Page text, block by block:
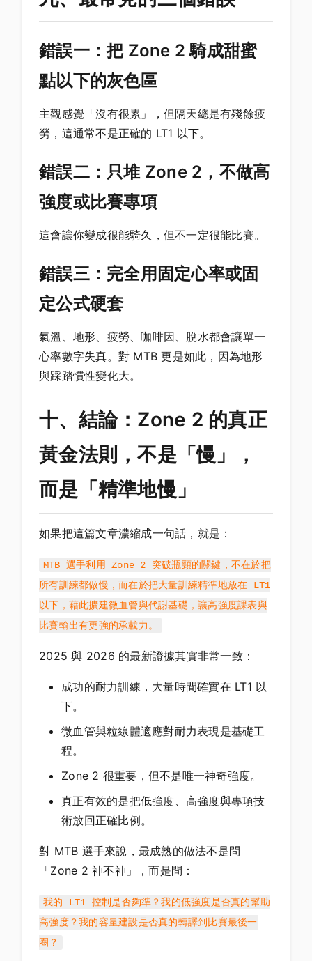
錯誤一：把 Zone 2 騎成甜蜜
點以下的灰色區
主觀感覺「沒有很累」，但隔天總是有殘餘疲
勞，這通常不是正確的 LT1 以下。
錯誤二：只堆 Zone 2，不做高
強度或比賽專項
這會讓你變成很能騎久，但不一定很能比賽。
錯誤三：完全用固定心率或固
定公式硬套
氣溫、地形、疲勞、咖啡因、脫水都會讓單一
心率數字失真。對 MTB 更是如此，因為地形
與踩踏慣性變化大。
十、結論：Zone 2 的真正
黃金法則，不是「慢」，
而是「精準地慢」
如果把這篇文章濃縮成一句話，就是：
MTB 選手利用 Zone 2 突破瓶頸的關鍵，不在於把
所有訓練都做慢，而在於把大量訓練精準地放在 LT1
以下，藉此擴建微血管與代謝基礎，讓高強度課表與
比賽輸出有更強的承載力。
2025 與 2026 的最新證據其實非常一致：
成功的耐力訓練，大量時間確實在 LT1 以
下。
微血管與粒線體適應對耐力表現是基礎工
程。
Zone 2 很重要，但不是唯一神奇強度。
真正有效的是把低強度、高強度與專項技
術放回正確比例。
對 MTB 選手來說，最成熟的做法不是問
「Zone 2 神不神」，而是問：
我的 LT1 控制是否夠準？我的低強度是否真的幫助
高強度？我的容量建設是否真的轉譯到比賽最後一
圈？